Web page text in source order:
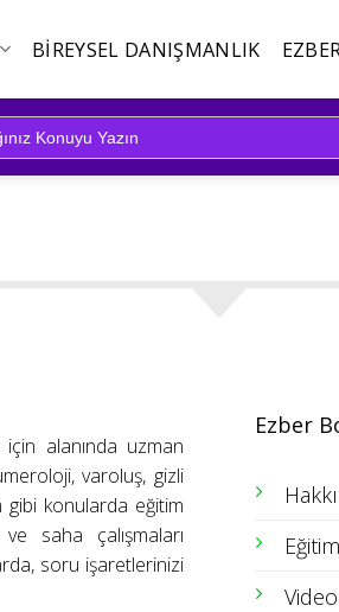
BIREYSEL DANIŞMANLIK
için alanında uzman
varoluş, gizli
konularda eğitim
saha çalışmaları
soru işaretlerinizi
Ezber